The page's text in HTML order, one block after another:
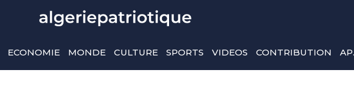
ECONOMIE MONDE CULTURE SPORTS VIDEOS CONTRIBUTION